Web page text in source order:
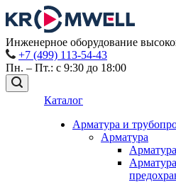
Инженерное оборудование
+7 (499) 113-54-43
Пн. – Пт.: с 9:30 до 18:00
Каталог
Арматура и
Арматура
Арматура